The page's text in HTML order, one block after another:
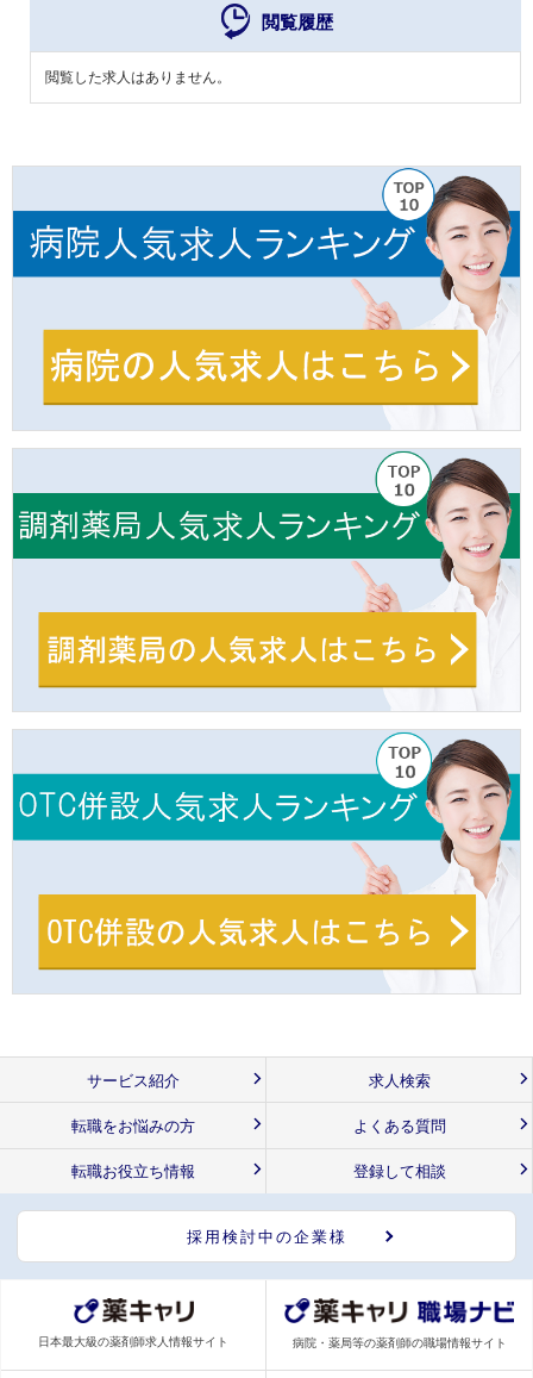
閲覧履歴
閲覧した求人はありません。
サービス紹介 求人検索
転職をお悩みの方 よくある質問
転職お役立ち情報 登録して相談
採用検討中の企業様
日本最大級の薬剤師求人情報サイト 病院・薬局等の薬剤師の職場情報サイト